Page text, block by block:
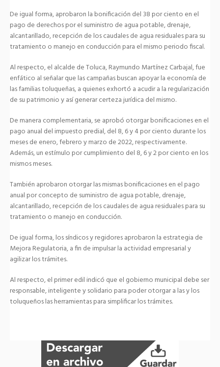
De igual forma, aprobaron la bonificación del 38 por ciento en el
pago de derechos por el suministro de agua potable, drenaje,
alcantarillado, recepción de los caudales de agua residuales para su
tratamiento o manejo en conducción para el mismo periodo fiscal.
Al respecto, el alcalde de Toluca, Raymundo Martínez Carbajal, fue
enfático al señalar que las campañas buscan apoyar la economía de
las familias toluqueñas, a quienes exhortó a acudir a la regularización
de su patrimonio y así generar certeza jurídica del mismo.
De manera complementaria, se aprobó otorgar bonificaciones en el
pago anual del impuesto predial, del 8, 6 y 4 por ciento durante los
meses de enero, febrero y marzo de 2022, respectivamente.
Además, un estímulo por cumplimiento del 8, 6 y 2 por ciento en los
mismos meses.
También aprobaron otorgar las mismas bonificaciones en el pago
anual por concepto de suministro de agua potable, drenaje,
alcantarillado, recepción de los caudales de agua residuales para su
tratamiento o manejo en conducción.
De igual forma, los síndicos y regidores aprobaron la estrategia de
Mejora Regulatoria, a fin de impulsar la actividad empresarial y
agilizar los trámites.
Al respecto, el primer edil indicó que el gobierno municipal debe ser
responsable, inteligente y solidario para poder otorgar a las y los
toluqueños las herramientas para simplificar los trámites.